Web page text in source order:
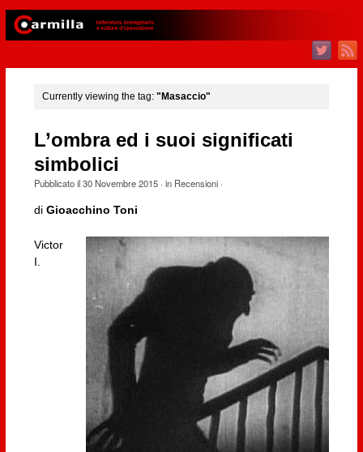
Currently viewing the tag: "Masaccio"
L’ombra ed i suoi significati
simbolici
Pubblicato il30 Novembre 2015· in Recensioni·
di Gioacchino Toni
Victor
I.